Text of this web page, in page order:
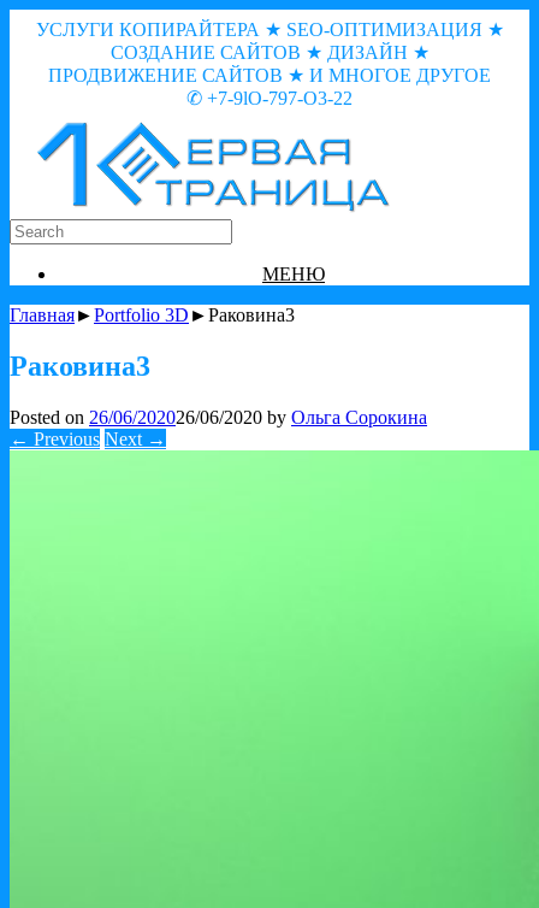
УСЛУГИ КОПИРАЙТЕРА ★ SEO-ОПТИМИЗАЦИЯ ★
СОЗДАНИЕ САЙТОВ ★ ДИЗАЙН ★
ПРОДВИЖЕНИЕ САЙТОВ ★ И МНОГОЕ ДРУГОЕ
✆ +7-9lO-797-O3-22
МЕНЮ
Главная►Portfolio 3D ►Раковина3
Раковина3
Posted on 26/06/202026/06/2020 by Ольга Сорокина
← Previous Next →